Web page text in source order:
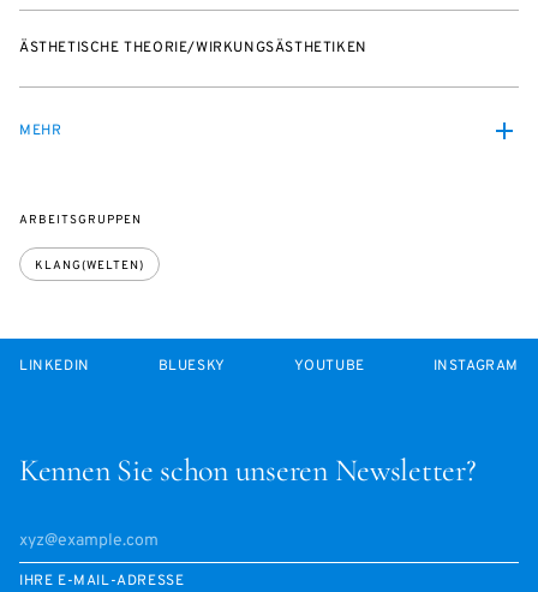
ÄSTHETISCHE THEORIE/WIRKUNGSÄSTHETIKEN
MEHR
ARBEITSGRUPPEN
KLANG(WELTEN)
Kennen Sie schon unseren Newsletter?
IHRE E-MAIL-ADRESSE
LINKEDIN BLUESKY YOUTUBE INSTAGRAM